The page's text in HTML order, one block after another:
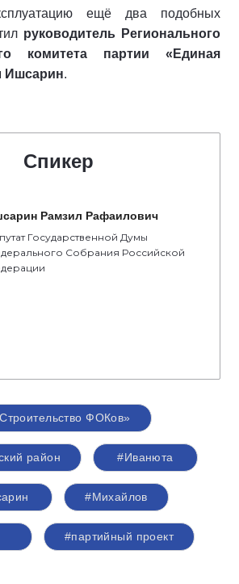
ещё два подобных
руководитель Регионального
комитета партии «Единая
Ишсарин.
Спикер
Рамзил Рафаилович
Государственной Думы
Собрания Российской
ФОКов»
район #Иванюта
#Михайлов
#партийный проект